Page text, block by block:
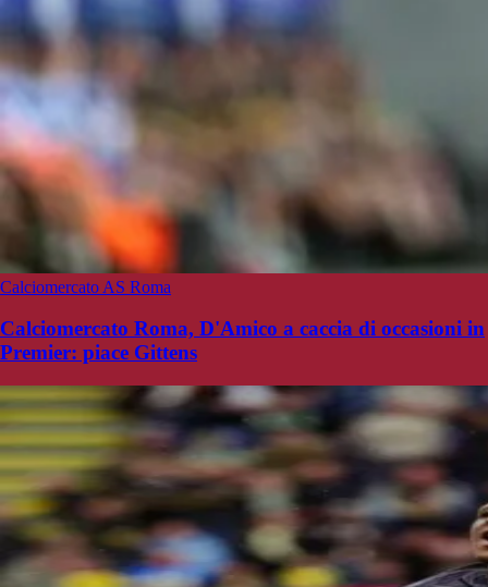
Calciomercato AS Roma
Calciomercato Roma, D'Amico a caccia di occasioni in
Premier: piace Gittens